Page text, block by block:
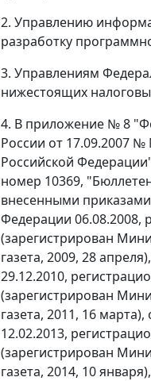
2. Управлению
разработку
3. Управлениям
нижестоящих
4. В приложение № 8
России от 17.09.2007
Российской
номер 10369,
внесенными
Федерации 06.08.2008,
(зарегистрирован
газета, 2009, 28
29.12.2010,
(зарегистрирован
газета, 2011, 16
12.02.2013,
(зарегистрирован
газета, 2014, 10